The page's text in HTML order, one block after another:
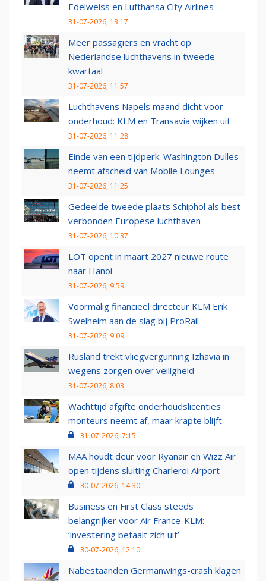
Edelweiss en Lufthansa City Airlines
31-07-2026, 13:17
Meer passagiers en vracht op
Nederlandse luchthavens in tweede
kwartaal
31-07-2026, 11:57
Luchthavens Napels maand dicht voor
onderhoud: KLM en Transavia wijken uit
31-07-2026, 11:28
Einde van een tijdperk: Washington Dulles
neemt afscheid van Mobile Lounges
31-07-2026, 11:25
Gedeelde tweede plaats Schiphol als best
verbonden Europese luchthaven
31-07-2026, 10:37
LOT opent in maart 2027 nieuwe route
naar Hanoi
31-07-2026, 9:59
Voormalig financieel directeur KLM Erik
Swelheim aan de slag bij ProRail
31-07-2026, 9:09
Rusland trekt vliegvergunning Izhavia in
wegens zorgen over veiligheid
31-07-2026, 8:03
Wachttijd afgifte onderhoudslicenties
monteurs neemt af, maar krapte blijft
31-07-2026, 7:15
MAA houdt deur voor Ryanair en Wizz Air
open tijdens sluiting Charleroi Airport
30-07-2026, 14:30
Business en First Class steeds
belangrijker voor Air France-KLM:
‘investering betaalt zich uit’
30-07-2026, 12:10
Nabestaanden Germanwings-crash klagen